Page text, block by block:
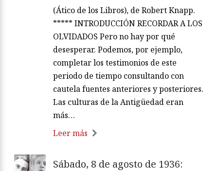
(Ático de los Libros), de Robert Knapp.
***** INTRODUCCIÓN RECORDAR A LOS
OLVIDADOS Pero no hay por qué
desesperar. Podemos, por ejemplo,
completar los testimonios de este
periodo de tiempo consultando con
cautela fuentes anteriores y posteriores.
Las culturas de la Antigüedad eran
más…
Leer más
Sábado, 8 de agosto de 1936: